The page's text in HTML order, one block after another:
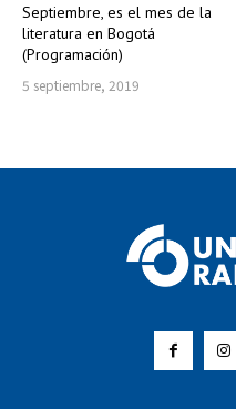
Septiembre, es el mes de la
literatura en Bogotá
(Programación)
5 septiembre, 2019